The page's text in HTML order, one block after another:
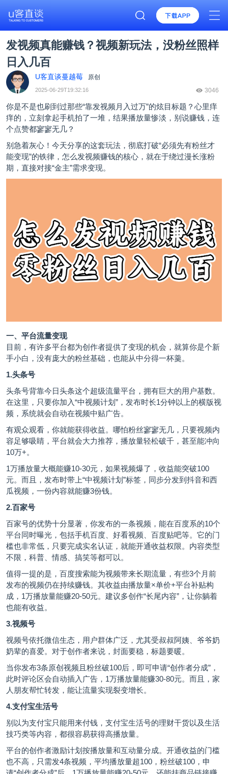
发视频真能赚钱？视频新玩法，没粉丝照样
日入几百
U客直谈蔓越莓 原创
2025-06-29T19:32:16 3046
你是不是也刷到过那些“靠发视频月入过万”的炫目标题？心里痒
痒的，立刻拿起手机拍了一堆，结果播放量惨淡，别说赚钱，连
个点赞都寥寥无几？
别急着灰心！今天分享的这套玩法，彻底打破“必须先有粉丝才
能变现”的铁律，怎么发视频赚钱的核心，就在于绕过漫长涨粉
期，直接对接“金主”需求变现。
一、平台流量变现
目前，有许多平台都为创作者提供了变现的机会，就算你是个新
手小白，没有庞大的粉丝基础，也能从中分得一杯羹。
1.头条号
头条号背靠今日头条这个超级流量平台，拥有巨大的用户基数。
在这里，只要你加入“中视频计划”，发布时长1分钟以上的横版视
频，系统就会自动在视频中贴广告。
有观众观看，你就能获得收益。哪怕粉丝寥寥无几，只要视频内
容足够吸睛，平台就会大力推荐，播放量轻松破千，甚至能冲向
10万+。
1万播放量大概能赚10-30元，如果视频爆了，收益能突破100
元。而且，发布时带上“中视频计划”标签，同步分发到抖音和西
瓜视频，一份内容就能赚3份钱。
2.百家号
百家号的优势十分显著，你发布的一条视频，能在百度系的10个
平台同时曝光，包括手机百度、好看视频、百度贴吧等。它的门
槛也非常低，只要完成实名认证，就能开通收益权限。内容类型
不限，科普、情感、搞笑等都可以。
值得一提的是，百度搜索能为视频带来长期流量，有些3个月前
发布的视频仍在持续赚钱。其收益由播放量×单价+平台补贴构
成，1万播放量能赚20-50元。建议多创作“长尾内容”，让你躺着
也能有收益。
3.视频号
视频号依托微信生态，用户群体广泛，尤其受叔叔阿姨、爷爷奶
奶辈的喜爱。对于创作者来说，封面要稳，标题要暖。
当你发布3条原创视频且粉丝破100后，即可申请“创作者分成”，
此时评论区会自动插入广告，1万播放量能赚30-80元。而且，家
人朋友帮忙转发，能让流量实现裂变增长。
4.支付宝生活号
别以为支付宝只能用来付钱，支付宝生活号的理财干货以及生活
技巧类等内容，都很容易获得高播放量。
平台的创作者激励计划按播放量和互动量分成。开通收益的门槛
也不高，只需发4条视频，平均播放量超100，粉丝破100，申